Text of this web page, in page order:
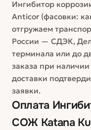
Ингибитор
Anticor (фасовки:
отгружаем
России — СДЭК,
терминала или до
заказа при
доставки
заявки.
Оплата
СОЖ Katana